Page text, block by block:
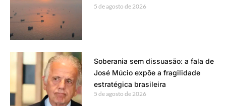
5 de agosto de 2026
Soberania sem dissuasão: a fala de
José Múcio expõe a fragilidade
estratégica brasileira
5 de agosto de 2026